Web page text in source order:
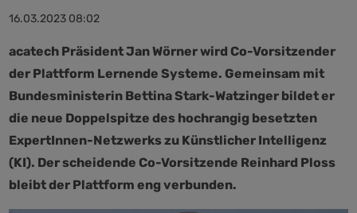
16.03.2023 08:02
acatech Präsident Jan Wörner wird Co-Vorsitzender
der Plattform Lernende Systeme. Gemeinsam mit
Bundesministerin Bettina Stark-Watzinger bildet er
die neue Doppelspitze des hochrangig besetzten
ExpertInnen-Netzwerks zu Künstlicher Intelligenz
(KI). Der scheidende Co-Vorsitzende Reinhard Ploss
bleibt der Plattform eng verbunden.